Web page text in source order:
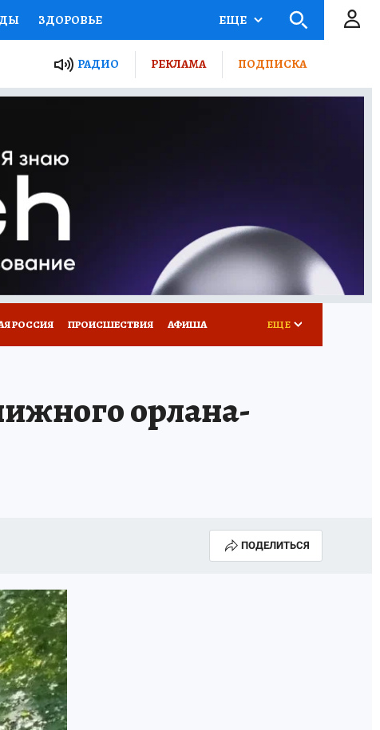
ЗДОРОВЬЕ
РОССИИ
ПУТЕВОДИТЕЛЬ
ГИД ПОТРЕБИТЕЛЯ
ЕЩЕ
РАДИО РЕКЛАМА ПОДПИСКА
РОССИЯ ПРОИСШЕСТВИЯ АФИША ЕЩЕ
орлана-
ПОДЕЛИТЬСЯ